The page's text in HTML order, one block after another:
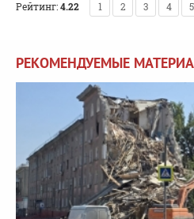
Рейтинг:4.22 1 2 3 4 5
РЕКОМЕНДУЕМЫЕ